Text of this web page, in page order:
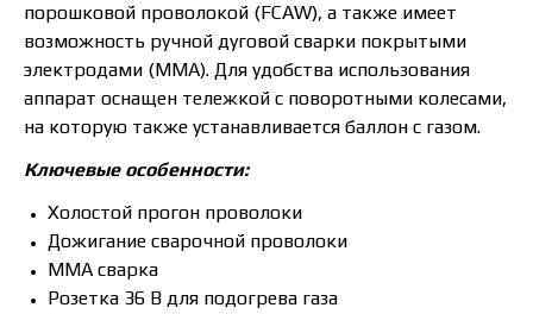
порошковой проволокой (FCAW), а также имеет
возможность ручной дуговой сварки покрытыми
электродами (ММА). Для удобства использования
аппарат оснащен тележкой с поворотными колесами,
на которую также устанавливается баллон с газом.
Ключевые особенности:
Холостой прогон проволоки
Дожигание сварочной проволоки
ММА сварка
Розетка 36 В для подогрева газа